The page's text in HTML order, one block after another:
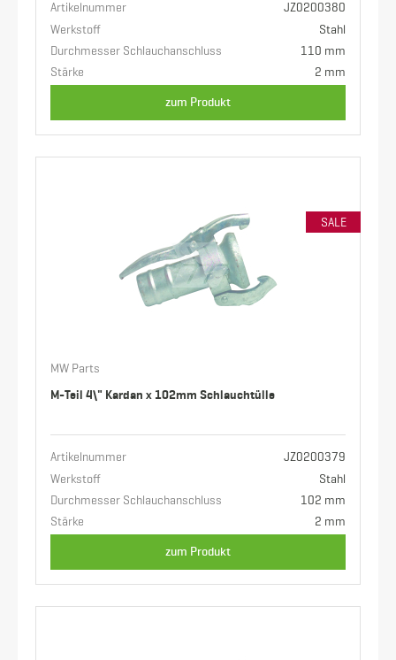
Artikelnummer
JZ0200380
Werkstoff
Stahl
Durchmesser Schlauchanschluss
110 mm
Stärke
2 mm
zum Produkt
SALE
MW Parts
M-Teil 4\" Kardan x 102mm Schlauchtülle
Artikelnummer
JZ0200379
Werkstoff
Stahl
Durchmesser Schlauchanschluss
102 mm
Stärke
2 mm
zum Produkt